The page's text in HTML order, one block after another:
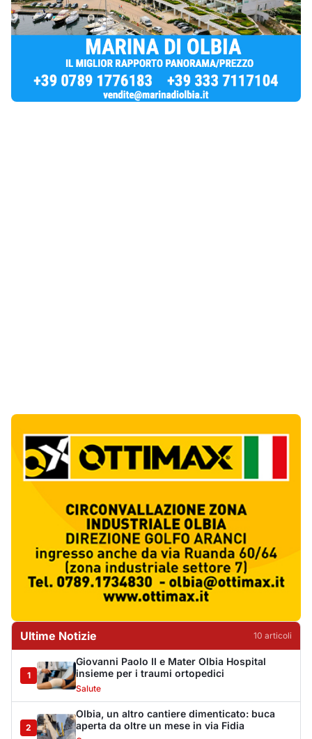
Ultime Notizie 10 articoli
1
Giovanni Paolo II e Mater Olbia Hospital
insieme per i traumi ortopedici
Salute
2
Olbia, un altro cantiere dimenticato: buca
aperta da oltre un mese in via Fidia